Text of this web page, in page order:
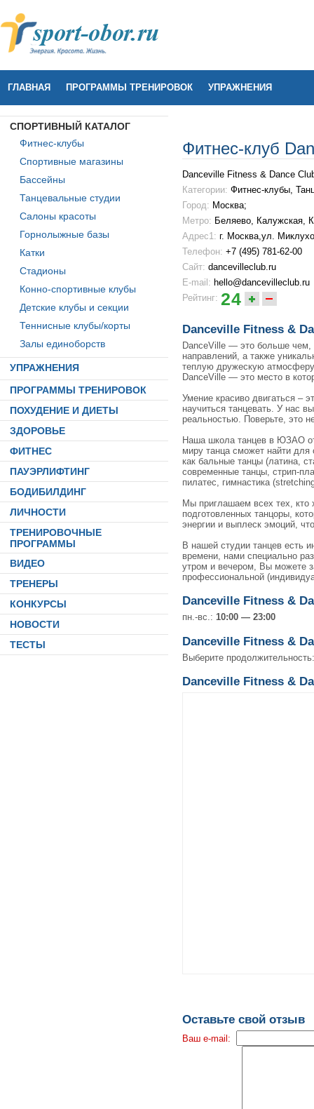
ГЛАВНАЯ ПРОГРАММЫ ТРЕНИРОВОК УПРАЖНЕНИЯ
СПОРТИВНЫЙ КАТАЛОГ
Фитнес-клубы
Спортивные магазины
Бассейны
Танцевальные студии
Салоны красоты
Горнолыжные базы
Катки
Стадионы
Конно-спортивные клубы
Детские клубы и секции
Теннисные клубы/корты
Залы единоборств
УПРАЖНЕНИЯ
ПРОГРАММЫ ТРЕНИРОВОК
ПОХУДЕНИЕ И ДИЕТЫ
ЗДОРОВЬЕ
ФИТНЕС
ПАУЭРЛИФТИНГ
БОДИБИЛДИНГ
ЛИЧНОСТИ
ТРЕНИРОВОЧНЫЕ
ПРОГРАММЫ
ВИДЕО
ТРЕНЕРЫ
КОНКУРСЫ
НОВОСТИ
ТЕСТЫ
Фитнес-клуб
Danceville Fitness & Dance
Категории: Фитнес-клубы,
Город: Москва;
Метро: Беляево, Калужская,
Адрес1: г. Москва,ул.
Телефон: +7 (495) 781-62-00
Сайт: dancevilleclub.ru
E-mail: hello@dancevilleclub.ru
Рейтинг: 24
Danceville Fitness &
DanceVille — это больше чем,
направлений, а также
теплую дружескую атмосферу
DanceVille — это место в
Умение красиво двигаться –
научиться танцевать. У нас
реальностью. Поверьте, это
Наша школа танцев в ЮЗАО
миру танца сможет найти для
как бальные танцы (латина,
современные танцы, стрип-
пилатес, гимнастика
Мы приглашаем всех тех, кто
подготовленных танцоры,
энергии и выплеск эмоций,
В нашей студии танцев есть
времени, нами специально
утром и вечером, Вы можете
профессиональной
Danceville Fitness &
пн.-вс.: 10:00 — 23:00
Danceville Fitness &
Выберите
Danceville Fitness &
Оставьте свой отзыв
Ваш e-mail: